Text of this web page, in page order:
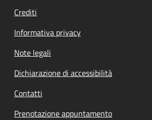
Crediti
Informativa privacy
Note legali
Dichiarazione di accessibilità
Contatti
Prenotazione appuntamento